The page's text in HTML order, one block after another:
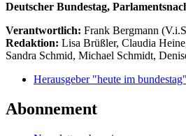
Deutscher Bundestag,
Verantwortlich: Frank Bergmann
Redaktion: Lisa Brüßler, Claudia
Sandra Schmid, Michael Schmidt,
Herausgeber "heute im
Abonnement